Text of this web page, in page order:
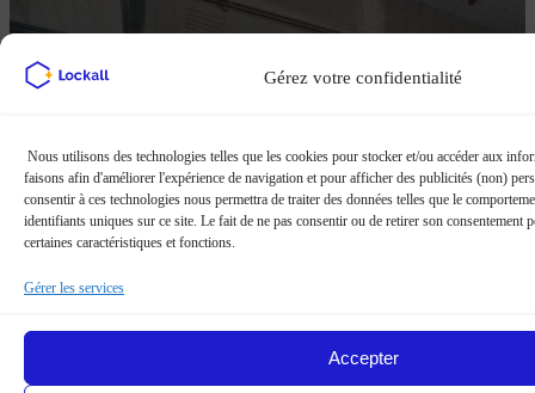
Gérez votre confidentialité
Nous utilisons des technologies telles que les cookies pour stocker et/ou accéder aux
faisons afin d'améliorer l'expérience de navigation et pour afficher des publicités (non)
consentir à ces technologies nous permettra de traiter des données telles que le
identifiants uniques sur ce site. Le fait de ne pas consentir ou de retirer son consentement
certaines caractéristiques et fonctions.
Gérer les services
Accepter